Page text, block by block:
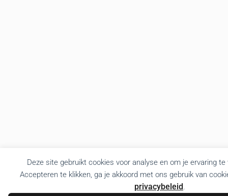
Deze site gebruikt cookies voor analyse en om je ervaring
Accepteren te klikken, ga je akkoord met ons gebruik van
privacybeleid.